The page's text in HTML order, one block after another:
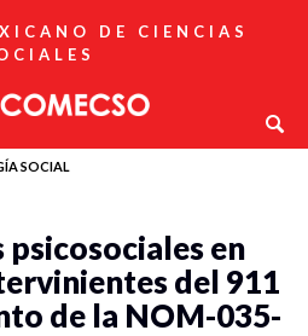
DE CIENCIAS
SOCIAL
psicosociales en
del 911
de la NOM-035-